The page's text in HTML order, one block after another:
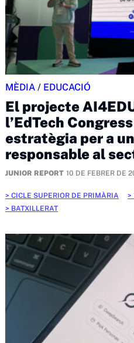
MÈDIA / EDUCACIÓ
El projecte
l’EdTech
estratègia per a
responsable al
JUNIOR REPORT 10 DE FEBRER DE
CICLE SUPERIOR DE PRIMÀRIA
BATXILLERAT